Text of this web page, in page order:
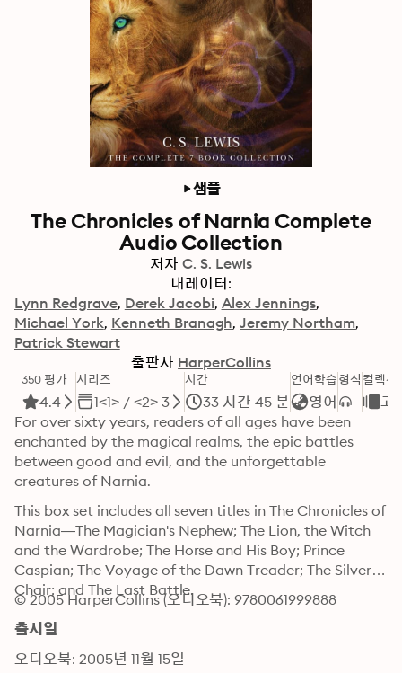
샘플
The Chronicles of Narnia Complete
Audio Collection
저자 C. S. Lewis
내레이터:
Lynn Redgrave Derek Jacobi Alex Jennings
Michael York Kenneth Branagh Jeremy Northam
Patrick Stewart
출판사 HarperCollins
350 평가
4.4
시리즈
1<1> / <2> 3
시간
33 시간 45 분
언어학습
영어
형식 컬렉션
고
For over sixty years, readers of all ages have been
enchanted by the magical realms, the epic battles
between good and evil, and the unforgettable
creatures of Narnia.
This box set includes all seven titles in The Chronicles of
Narnia—The Magician's Nephew; The Lion, the Witch
and the Wardrobe; The Horse and His Boy; Prince
Caspian; The Voyage of the Dawn Treader; The Silver
Chair; and The Last Battle.
© 2005 HarperCollins (오디오북): 9780061999888
출시일
오디오북: 2005년 11월 15일